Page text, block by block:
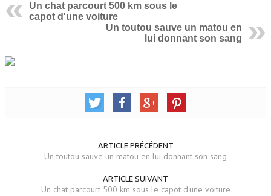
Un chat parcourt 500 km sous le
capot d'une voiture
Un toutou sauve un matou en
lui donnant son sang
ARTICLE PRÉCÉDENT
Un toutou sauve un matou en lui donnant son sang
ARTICLE SUIVANT
Un chat parcourt 500 km sous le capot d'une voiture